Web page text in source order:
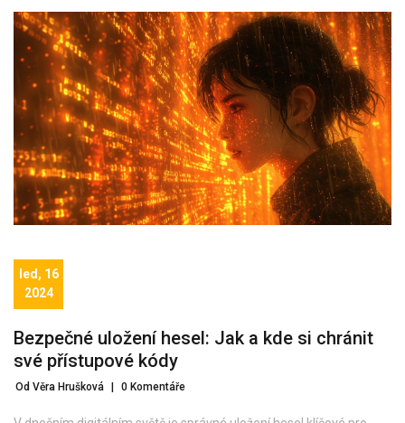
led, 16
2024
Bezpečné uložení hesel: Jak a kde si chránit
své přístupové kódy
Od Věra Hrušková | 0 Komentáře